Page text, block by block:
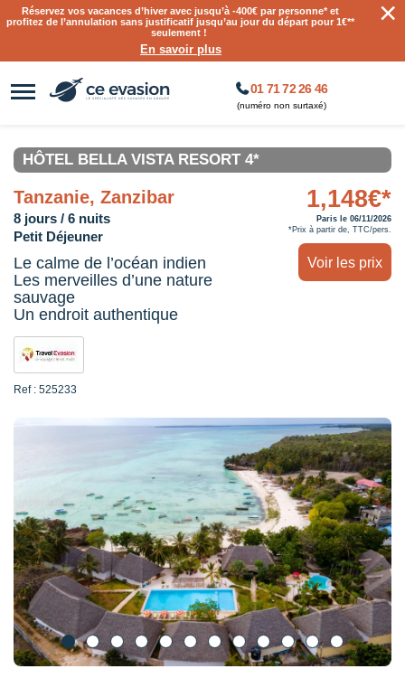
Réservez vos vacances d’hiver avec jusqu’à-400€ par personne* et
profitez de l’annulation sans justificatif jusqu’au jour du départ pour 1€**
seulement !
En savoir plus
×
01 71 72 26 46
(numéro non surtaxé)
HÔTEL BELLA VISTA RESORT 4*
Tanzanie, Zanzibar
8 jours / 6 nuits
Petit Déjeuner
Le calme de l’océan indien
Les merveilles d’une nature
sauvage
Un endroit authentique
Ref : 525233
1,148€*
Paris le 06/11/2026
*Prix à partir de, TTC/pers.
Voir les prix